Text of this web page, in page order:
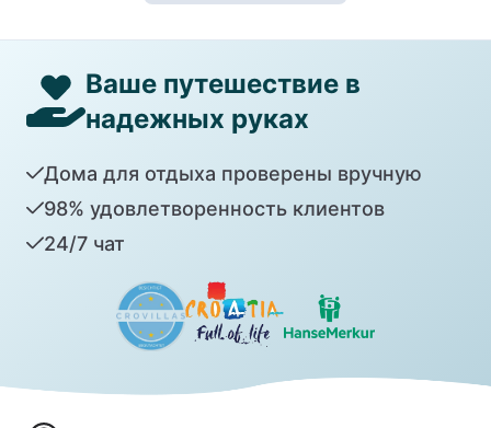
Ваше путешествие в
надежных руках
Дома для отдыха проверены вручную
98% удовлетворенность клиентов
24/7 чат